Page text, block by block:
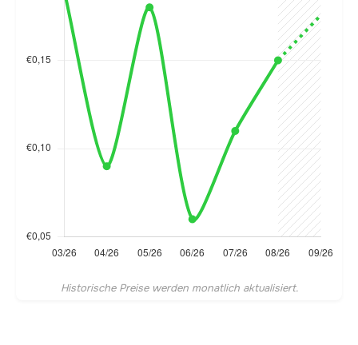
Historische Preise werden monatlich aktualisiert.